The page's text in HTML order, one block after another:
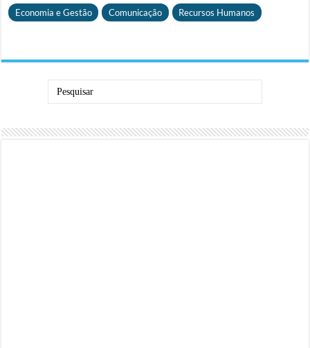
Economia e Gestão Comunicação Recursos Humanos